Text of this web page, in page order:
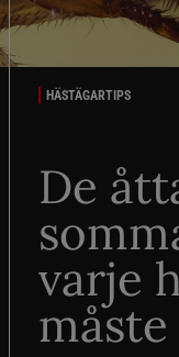
HÄSTÄGARTIPS
De
varje